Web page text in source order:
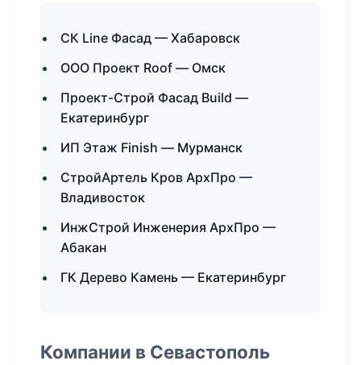
СК Line Фасад — Хабаровск
ООО Проект Roof — Омск
Проект-Строй Фасад Build —
Екатеринбург
ИП Этаж Finish — Мурманск
СтройАртель Кров АрхПро —
Владивосток
ИнжСтрой Инженерия АрхПро —
Абакан
ГК Дерево Камень — Екатеринбург
Компании в Севастополь